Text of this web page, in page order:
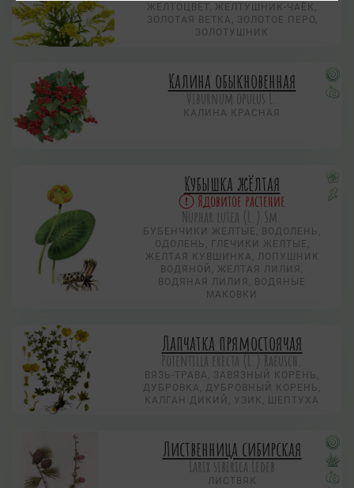
ЖЕЛТОЦВЕТ, ЖЕЛТУШНИК-ЧАЁК,
ЗОЛОТАЯ ВЕТКА, ЗОЛОТОЕ ПЕРО,
ЗОЛОТУШНИК
Калина обыкновенная
Viburnum opulus L.
КАЛИНА КРАСНАЯ
Кубышка жёлтая
Ядовитое растение
Nuphar lutea (L.) Sm.
БУБЕНЧИКИ ЖЕЛТЫЕ, ВОДОЛЕНЬ,
ОДОЛЕНЬ, ГЛЕЧИКИ ЖЕЛТЫЕ,
ЖЕЛТАЯ КУВШИНКА, ЛОПУШНИК
ВОДЯНОЙ, ЖЕЛТАЯ ЛИЛИЯ,
ВОДЯНАЯ ЛИЛИЯ, ВОДЯНЫЕ
МАКОВКИ
Лапчатка прямостоячая
Potentilla erecta (L.) Raeusch.
ВЯЗЬ-ТРАВА, ЗАВЯЗНЫЙ КОРЕНЬ,
ДУБРОВКА, ДУБРОВНЫЙ КОРЕНЬ,
КАЛГАН ДИКИЙ, УЗИК, ШЕПТУХА
Лиственница сибирская
Larix sibirica Ledeb
ЛИСТВЯК